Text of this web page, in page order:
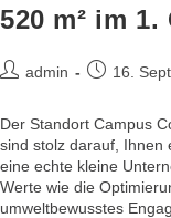
520 m² im
admin 16.
Der Standort Campus
sind stolz darauf, Ihnen
eine echte kleine
Werte wie die
umweltbewusstes